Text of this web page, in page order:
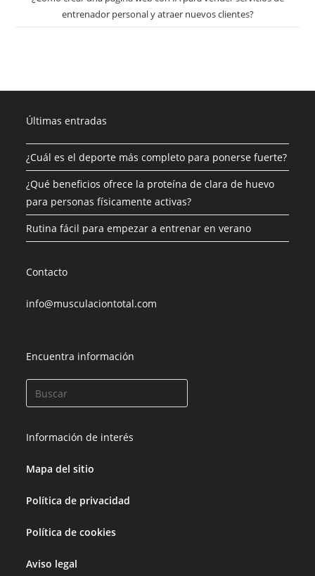
entrenador personal y atraer nuevos clientes?
Últimas entradas
¿Cuál es el deporte más completo para ponerse fuerte?
¿Qué beneficios ofrece la proteína de clara de huevo
para personas físicamente activas?
Rutina fácil para empezar a entrenar en verano
Contacto
info@musculaciontotal.com
Encuentra información
Información de interés
Mapa del sitio
Política de privacidad
Política de cookies
Aviso legal